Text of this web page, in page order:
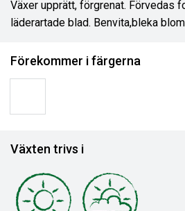
Växer upprätt, förgrenat. Förvedas
läderartade blad. Benvita,bleka
Förekommer i färgerna
Växten trivs i